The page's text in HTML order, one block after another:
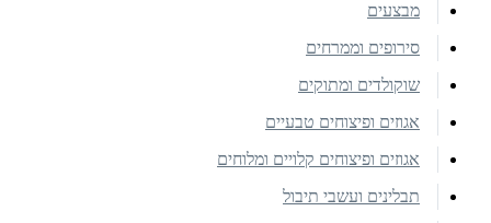
מבצעים
סירופים וממרחים
שוקולדים ומתוקים
אגוזים ופיצוחים טבעיים
אגוזים ופיצוחים קלויים ומלוחים
תבלינים ועשבי תיבול